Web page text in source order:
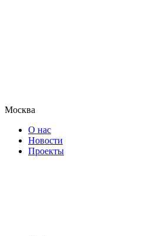
Москва
О нас
Новости
Проекты